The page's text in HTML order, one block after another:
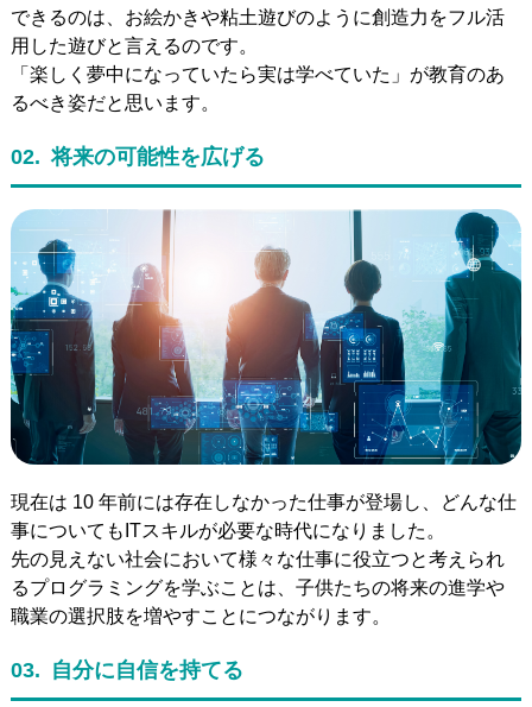
できるのは、お絵かきや粘土遊びのように創造力をフル活
用した遊びと言えるのです。
「楽しく夢中になっていたら実は学べていた」が教育のあ
るべき姿だと思います。
02. 将来の可能性を広げる
現在は 10 年前には存在しなかった仕事が登場し、どんな仕
事についてもITスキルが必要な時代になりました。
先の見えない社会において様々な仕事に役立つと考えられ
るプログラミングを学ぶことは、子供たちの将来の進学や
職業の選択肢を増やすことにつながります。
03. 自分に自信を持てる